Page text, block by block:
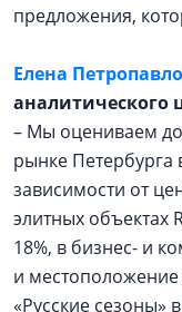
предложения,
Елена
аналитического
– Мы оцениваем
рынке Петербурга
зависимости от
элитных объектах
18%, в бизнес- и
и
«Русские сезоны»